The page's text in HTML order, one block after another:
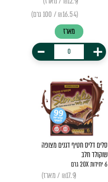
(₪16.54 / 100 גרם)
מארז
+
-
סלים דליס חטיף דגנים מצופה
שוקולד חלב
6 יחידות 20X גרם
(₪17.9 / מארז)